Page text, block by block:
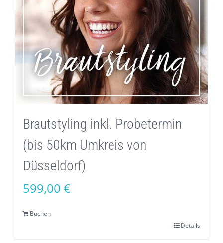
Brautstyling inkl. Probetermin
(bis 50km Umkreis von
Düsseldorf)
599,00 €
Buchen
Details